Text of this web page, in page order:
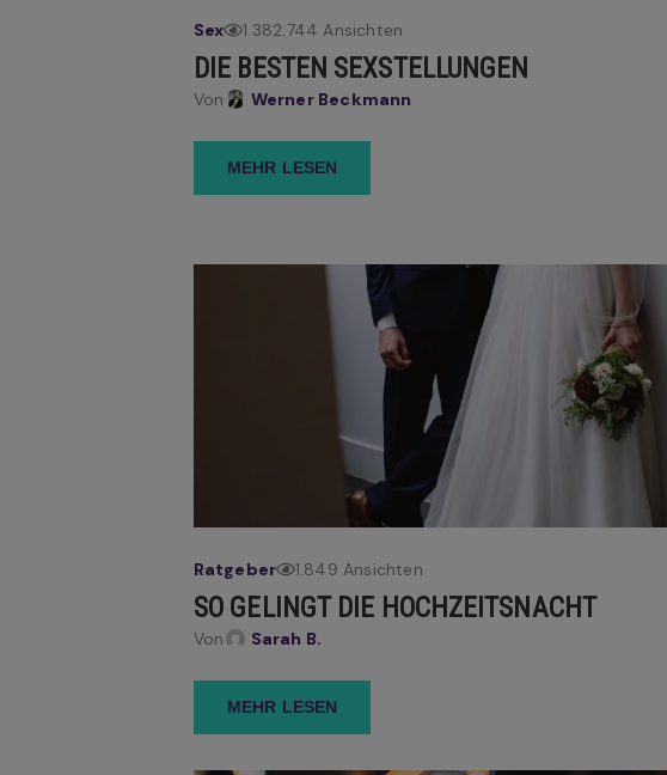
Sex 1.382.744 Ansichten
DIE BESTEN SEXSTELLUNGEN
Von Werner Beckmann
MEHR LESEN
Ratgeber 1.849 Ansichten
SO GELINGT DIE HOCHZEITSNACHT
Von Sarah B.
MEHR LESEN